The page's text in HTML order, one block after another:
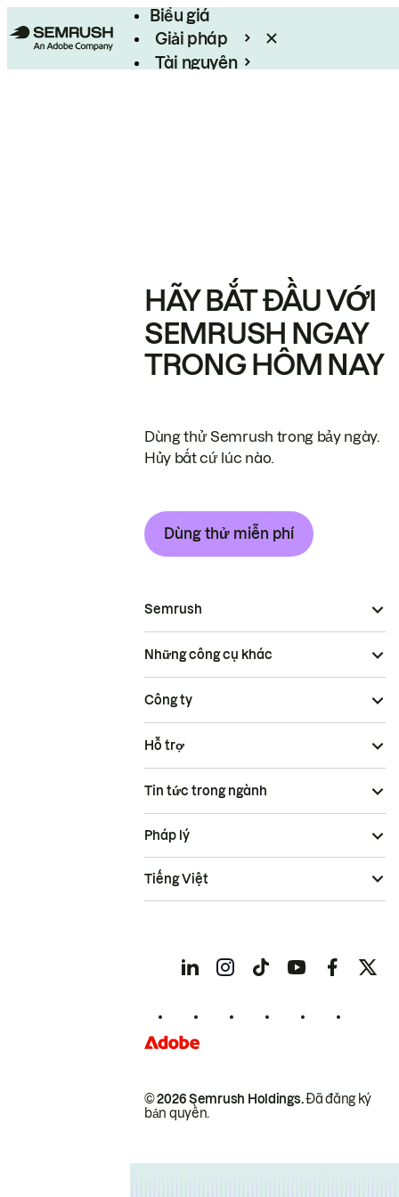
Biểu giá
Giải pháp
Tài nguyên
HÃY BẮT ĐẦU VỚI
SEMRUSH NGAY
TRONG HÔM NAY
Dùng thử Semrush trong bảy ngày.
Hủy bất cứ lúc nào.
Dùng thử miễn phí
Semrush
Những công cụ khác
Công ty
Hỗ trợ
Tin tức trong ngành
© 2026 Semrush Holdings.Đã đăng ký
bản quyền.
Pháp lý
Tiếng Việt